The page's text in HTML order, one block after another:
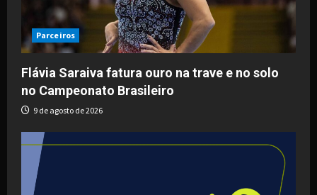
Parceiros
Flávia Saraiva fatura ouro na trave e no solo
no Campeonato Brasileiro
9 de agosto de 2026